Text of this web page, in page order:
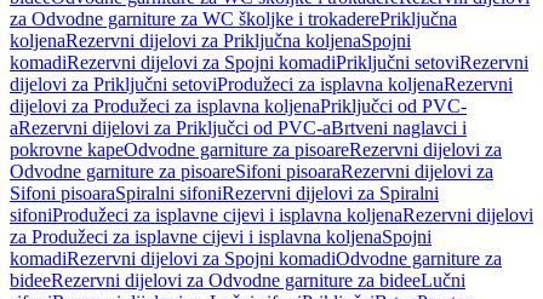
za Odvodne garniture za WC školjke i trokaderePriključna
koljenaRezervni dijelovi za Priključna koljenaSpojni
komadiRezervni dijelovi za Spojni komadiPriključni setoviRezervni
dijelovi za Priključni setoviProdužeci za isplavna koljenaRezervni
dijelovi za Produžeci za isplavna koljenaPriključci od PVC-
aRezervni dijelovi za Priključci od PVC-aBrtveni naglavci i
pokrovne kapeOdvodne garniture za pisoareRezervni dijelovi za
Odvodne garniture za pisoareSifoni pisoaraRezervni dijelovi za
Sifoni pisoaraSpiralni sifoniRezervni dijelovi za Spiralni
sifoniProdužeci za isplavne cijevi i isplavna koljenaRezervni dijelovi
za Produžeci za isplavne cijevi i isplavna koljenaSpojni
komadiRezervni dijelovi za Spojni komadiOdvodne garniture za
bideeRezervni dijelovi za Odvodne garniture za bideeLučni